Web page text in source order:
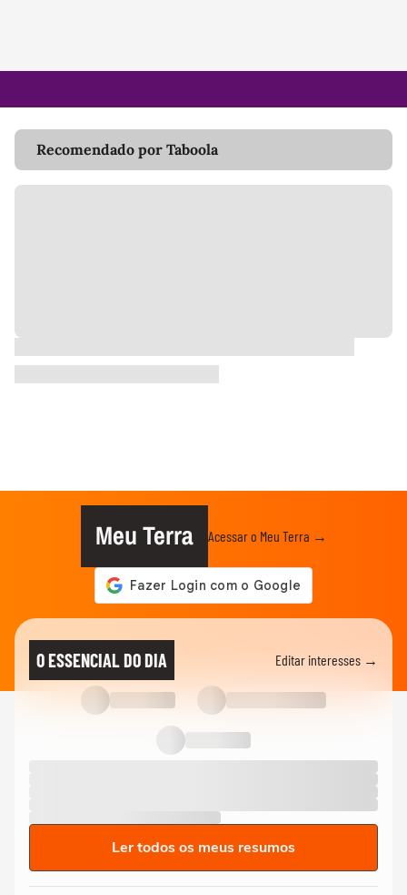
Recomendado por Taboola
Meu Terra Acessar o Meu Terra →
O ESSENCIAL DO DIA Editar interesses →
Ler todos os meus resumos